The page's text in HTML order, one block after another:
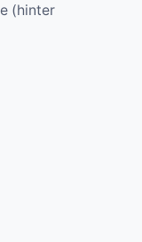
(hinter